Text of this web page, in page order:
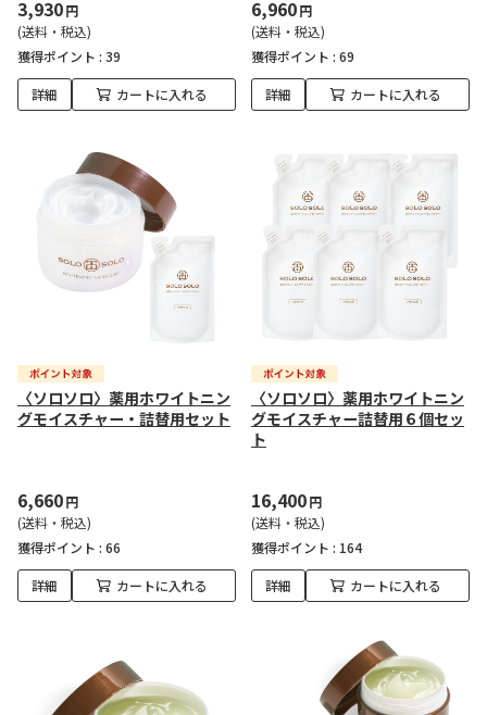
3,930円
(送料・税込)
獲得ポイント : 39
詳細 カートに入れる
6,960円
(送料・税込)
獲得ポイント : 69
詳細 カートに入れる
〈ソロソロ〉薬用ホワイトニン
グモイスチャー・詰替用セット
6,660円
(送料・税込)
獲得ポイント : 66
詳細 カートに入れる
〈ソロソロ〉薬用ホワイトニン
グモイスチャー詰替用６個セッ
ト
16,400円
(送料・税込)
獲得ポイント : 164
詳細 カートに入れる